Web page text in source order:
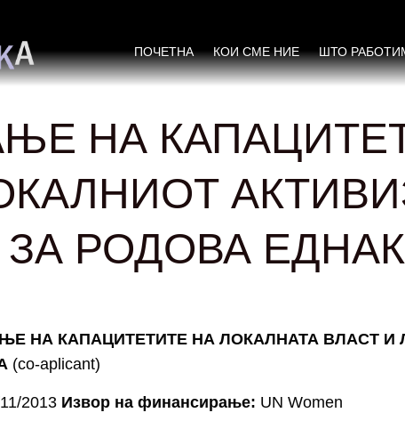
ПОЧЕТНА КОИ СМЕ НИЕ ШТО
НА
РОДОВА
НА КАПАЦИТЕТИТЕ НА ЛОКАЛНАТА
(co-aplicant)
2013 Извор на финансирање: UN Women